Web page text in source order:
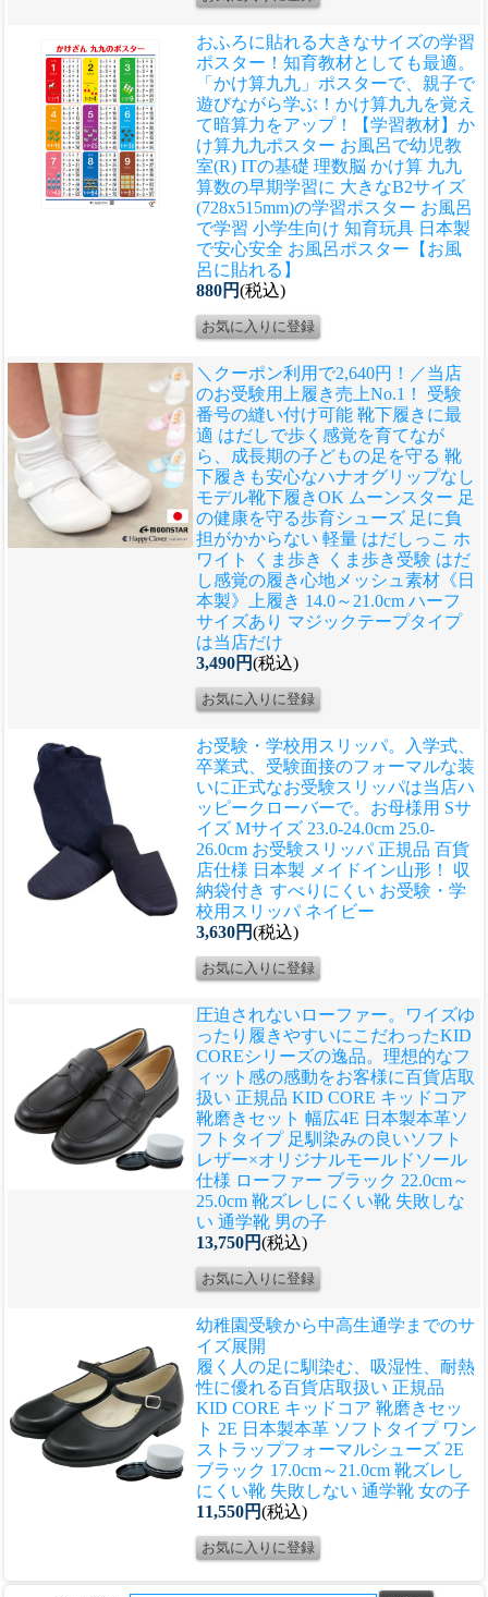
おふろに貼れる大きなサイズの学習
ポスター！知育教材としても最適。
「かけ算九九」ポスターで、親子で
遊びながら学ぶ！かけ算九九を覚え
て暗算力をアップ！
【学習教材】か
け算九九ポスター お風呂で幼児教
室(R) ITの基礎 理数脳 かけ算 九九
算数の早期学習に 大きなB2サイズ
(728x515mm)の学習ポスター お風呂
で学習 小学生向け 知育玩具 日本製
で安心安全 お風呂ポスター【お風
呂に貼れる】
880円(税込)
＼クーポン利用で2,640円！／当店
のお受験用上履き売上No.1！ 受験
番号の縫い付け可能 靴下履きに最
適 はだしで歩く感覚を育てなが
ら、成長期の子どもの足を守る 靴
下履きも安心なハナオグリップなし
モデル靴下履きOK ムーンスター 足
の健康を守る歩育シューズ 足に負
担がかからない 軽量 はだしっこ ホ
ワイト くま歩き くま歩き受験 はだ
し感覚の履き心地メッシュ素材《日
本製》上履き 14.0～21.0cm ハーフ
サイズあり マジックテープタイプ
は当店だけ
3,490円(税込)
お受験・学校用スリッパ。入学式、
卒業式、受験面接のフォーマルな装
いに正式なお受験スリッパは当店ハ
ッピークローバーで。 お母様用 Sサ
イズ Mサイズ 23.0-24.0cm 25.0-
26.0cm お受験スリッパ 正規品 百貨
店仕様 日本製 メイドイン山形！ 収
納袋付き すべりにくい お受験・学
校用スリッパ ネイビー
3,630円(税込)
圧迫されないローファー。ワイズゆ
ったり履きやすいにこだわったKID
COREシリーズの逸品。理想的なフ
ィット感の感動をお客様に百貨店取
扱い 正規品 KID CORE キッドコア
靴磨きセット 幅広4E 日本製本革ソ
フトタイプ 足馴染みの良いソフト
レザー×オリジナルモールドソール
仕様 ローファー ブラック 22.0cm～
25.0cm 靴ズレしにくい靴 失敗しな
い 通学靴 男の子
13,750円(税込)
幼稚園受験から中高生通学までのサ
イズ展開
履く人の足に馴染む、吸湿性、耐熱
性に優れる百貨店取扱い 正規品
KID CORE キッドコア 靴磨きセッ
ト 2E 日本製本革 ソフトタイプ ワン
ストラップフォーマルシューズ 2E
ブラック 17.0cm～21.0cm 靴ズレし
にくい靴 失敗しない 通学靴 女の子
11,550円(税込)